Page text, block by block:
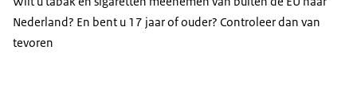
Nederland? En bent u 17 jaar of ouder? Controleer dan van
tevoren